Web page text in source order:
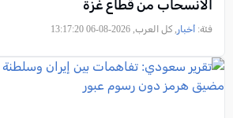
الانسحاب من قطاع غزة
فئة: أخبار , كل العرب, 2026-08-06 13:17:20